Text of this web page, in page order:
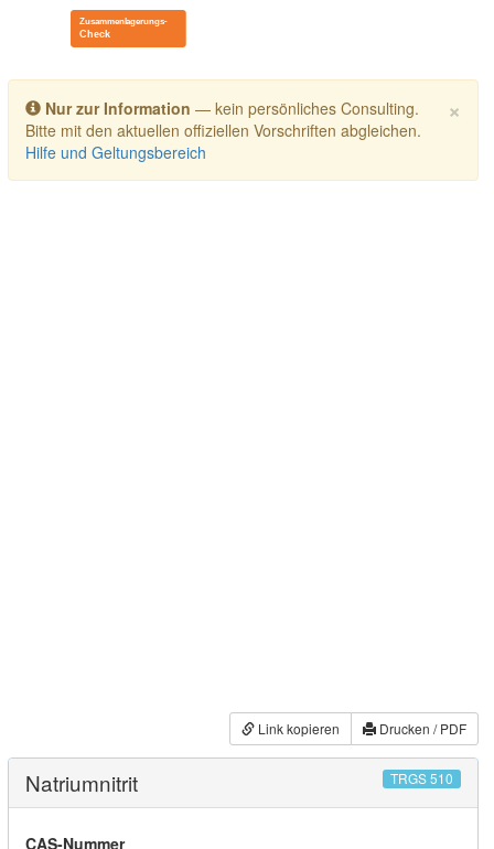
Toggle navigation
×
Nur zur Information — kein persönliches Consulting.
Bitte mit den aktuellen offiziellen Vorschriften abgleichen.
Hilfe und Geltungsbereich
Link kopieren Drucken / PDF
Natriumnitrit TRGS 510
CAS-Nummer